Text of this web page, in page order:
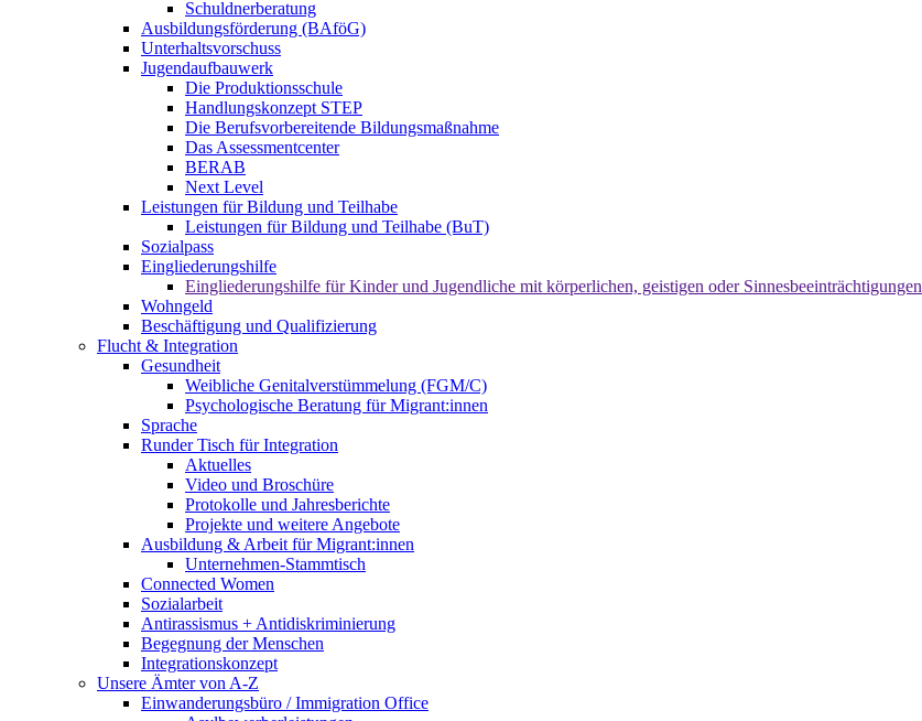
Schuldnerberatung
Ausbildungsförderung (BAföG)
Unterhaltsvorschuss
Jugendaufbauwerk
Die Produktionsschule
Handlungskonzept STEP
Die Berufsvorbereitende Bildungsmaßnahme
Das Assessmentcenter
BERAB
Next Level
Leistungen für Bildung und Teilhabe
Leistungen für Bildung und Teilhabe (BuT)
Sozialpass
Eingliederungshilfe
Eingliederungshilfe für Kinder und Jugendliche mit körperlichen, geistigen oder Sinnesbeeinträchtigungen
Wohngeld
Beschäftigung und Qualifizierung
Flucht & Integration
Gesundheit
Weibliche Genitalverstümmelung (FGM/C)
Psychologische Beratung für Migrant:innen
Sprache
Runder Tisch für Integration
Aktuelles
Video und Broschüre
Protokolle und Jahresberichte
Projekte und weitere Angebote
Ausbildung & Arbeit für Migrant:innen
Unternehmen-Stammtisch
Connected Women
Sozialarbeit
Antirassismus + Antidiskriminierung
Begegnung der Menschen
Integrationskonzept
Unsere Ämter von A-Z
Einwanderungsbüro / Immigration Office